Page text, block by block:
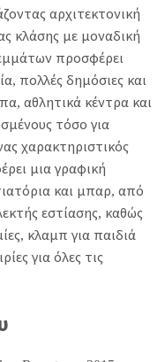
αρχιτεκτονική
κλάσης με μοναδική
προσφέρει
πολλές δημόσιες και
αθλητικά κέντρα και
τόσο για
χαρακτηριστικός
μια γραφική
και μπαρ, από
εστίασης, καθώς
κλαμπ για παιδιά
για όλες τις